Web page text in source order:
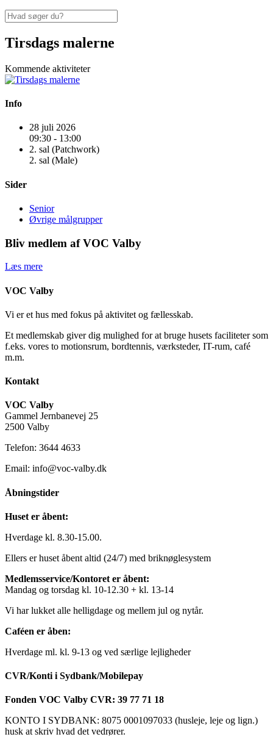
Tirsdags malerne
Kommende aktiviteter
Info
28 juli 2026
09:30 - 13:00
2. sal (Patchwork)
2. sal (Male)
Sider
Senior
Øvrige målgrupper
Bliv medlem af VOC Valby
Læs mere
VOC Valby
Vi er et hus med fokus på aktivitet og fællesskab.
Et medlemskab giver dig mulighed for at bruge husets faciliteter som
f.eks. vores to motionsrum, bordtennis, værksteder, IT-rum, café
m.m.
Kontakt
VOC Valby
Gammel Jernbanevej 25
2500 Valby
Telefon: 3644 4633
Email: info@voc-valby.dk
Åbningstider
Huset er åbent:
Hverdage kl. 8.30-15.00.
Ellers er huset åbent altid (24/7) med briknøglesystem
Medlemsservice/Kontoret er åbent:
Mandag og torsdag kl. 10-12.30 + kl. 13-14
Vi har lukket alle helligdage og mellem jul og nytår.
Caféen er åben:
Hverdage ml. kl. 9-13 og ved særlige lejligheder
CVR/Konti i Sydbank/Mobilepay
Fonden VOC Valby CVR: 39 77 71 18
KONTO I SYDBANK: 8075 0001097033 (husleje, leje og lign.)
husk at skriv hvad det vedrører.